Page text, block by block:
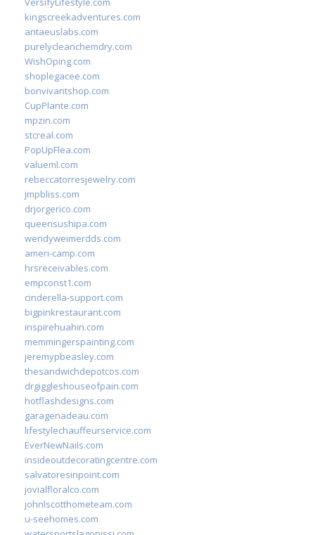
kingscreekadventures.com
antaeuslabs.com
purelycleanchemdry.com
WishOping.com
shoplegacee.com
bonvivantshop.com
CupPlante.com
mpzin.com
stcreal.com
PopUpFlea.com
valueml.com
rebeccatorresjewelry.com
jmpbliss.com
drjorgerico.com
queensushipa.com
wendyweimerdds.com
ameri-camp.com
hrsreceivables.com
empconst1.com
cinderella-support.com
bigpinkrestaurant.com
inspirehuahin.com
memmingerspainting.com
jeremypbeasley.com
thesandwichdepotcos.com
drgiggleshouseofpain.com
hotflashdesigns.com
garagenadeau.com
lifestylechauffeurservice.com
EverNewNails.com
insideoutdecoratingcentre.com
salvatoresinpoint.com
jovialfloralco.com
johnlscotthometeam.com
u-seehomes.com